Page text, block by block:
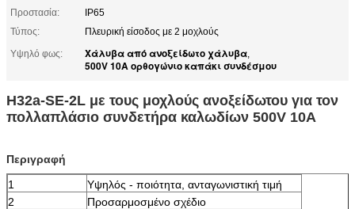
Προστασία:
IP65
Τύπος:
Πλευρική είσοδος με 2 μοχλούς
Υψηλό φως:
Χάλυβα από ανοξείδωτο χάλυβα,
500V 10A ορθογώνιο καπάκι συνδέσμου
H32a-SE-2L με τους μοχλούς ανοξείδωτου για τον
πολλαπλάσιο συνδετήρα καλωδίων 500V 10A
Περιγραφή
1
Υψηλός - ποιότητα, ανταγωνιστική τιμή
2
Προσαρμοσμένο σχέδιο